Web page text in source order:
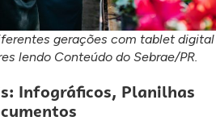
gerações com tablet digital
lendo Conteúdo do Sebrae/PR.
Infográficos, Planilhas